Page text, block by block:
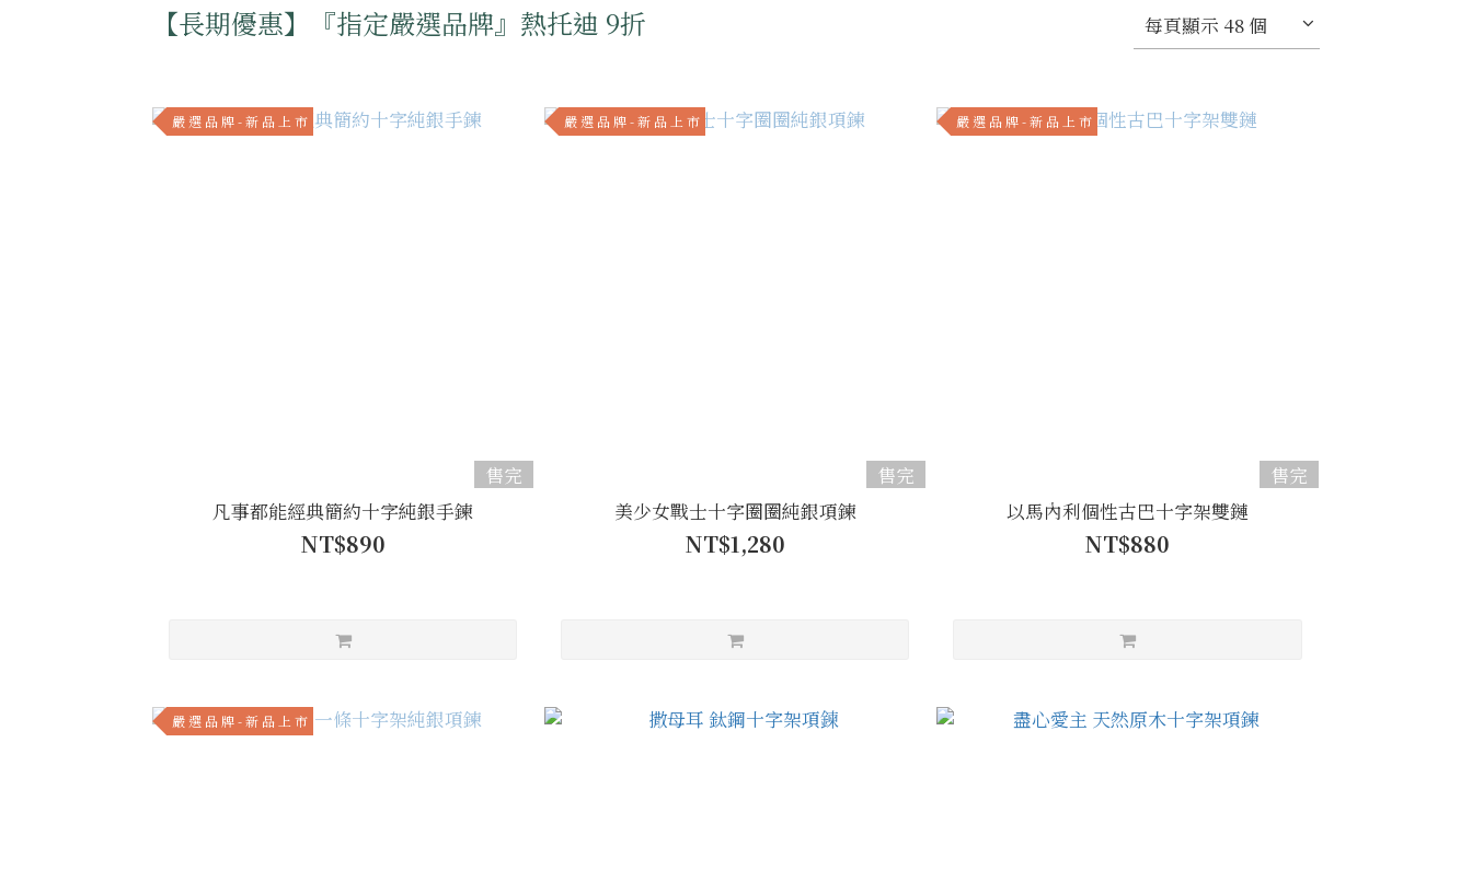
【長期優惠】『指定嚴選品牌』熱托迪 9折 每頁顯示 48 個
嚴 選 品 牌 - 新 品 上 市
售完
凡事都能經典簡約十字純銀手鍊
NT$890
嚴 選 品 牌 - 新 品 上 市
售完
美少女戰士十字圈圈純銀項鍊
NT$1,280
嚴 選 品 牌 - 新 品 上 市
售完
以馬內利個性古巴十字架雙鏈
NT$880
嚴 選 品 牌 - 新 品 上 市